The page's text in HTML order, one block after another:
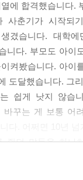
요구하세요
기 자체가 재미
책도 좋아할 확률이
는 대부분 유사한
초등 고학년이 되
만 실제로는 훑
도의 종착역이 학
양보를 강요했던
에 합격했습니다
사춘기가 시작
겼습니다. 대학
니다. 부모도 아이
이켜봤습니다. 아
도달했습니다. 그
쉽게 낫지 않습
바꾸는 게 보통
줬던 말들을 하나